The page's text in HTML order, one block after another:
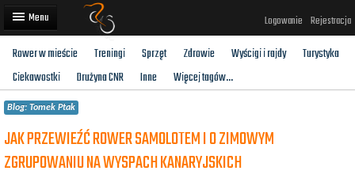
Logowanie Rejestracja
Artykuły
Trasy rowerowe
Wyścigi rowerowe
Użytkownicy
Rower w mieście Treningi Sprzęt Zdrowie Wyścigi i rajdy
Turystyka
Ciekawostki
Drużyna CNR Inne Więcej tagów...
Blog: Tomek Ptak
JAK PRZEWIEŹĆ ROWER SAMOLOTEM I O ZIMOWYM
ZGRUPOWANIU NA WYSPACH KANARYJSKICH